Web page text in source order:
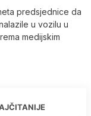
predsjednice da
u vozilu u
medijskim